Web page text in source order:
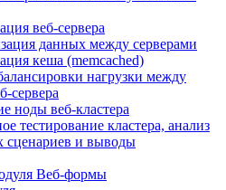
веб-сервера
данных между серверами
кеша (memcached)
нагрузки между
сервера
ноды веб-кластера
тестирование кластера, анализ
сценариев и выводы
Веб-формы